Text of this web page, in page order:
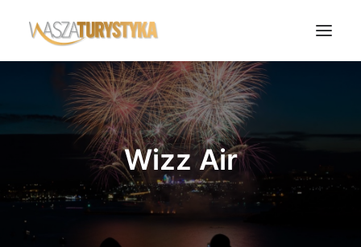
Księga wspomnień
Biura podróży
Noclegi
Polska
Świat
Wizz Air